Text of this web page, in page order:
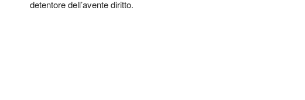
detentore dell’avente diritto.